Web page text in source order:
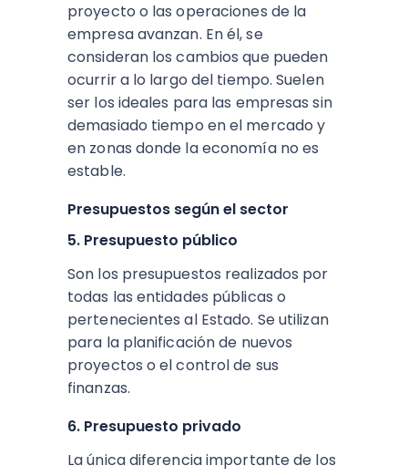
proyecto o las operaciones de la
empresa avanzan. En él, se
consideran los cambios que pueden
ocurrir a lo largo del tiempo. Suelen
ser los ideales para las empresas sin
demasiado tiempo en el mercado y
en zonas donde la economía no es
estable.
Presupuestos según el sector
5. Presupuesto público
Son los presupuestos realizados por
todas las entidades públicas o
pertenecientes al Estado. Se utilizan
para la planificación de nuevos
proyectos o el control de sus
finanzas.
6. Presupuesto privado
La única diferencia importante de los